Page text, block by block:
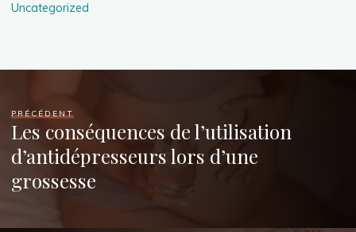
Uncategorized
PRÉCÉDENT
Les conséquences de l’utilisation
d’antidépresseurs lors d’une
grossesse